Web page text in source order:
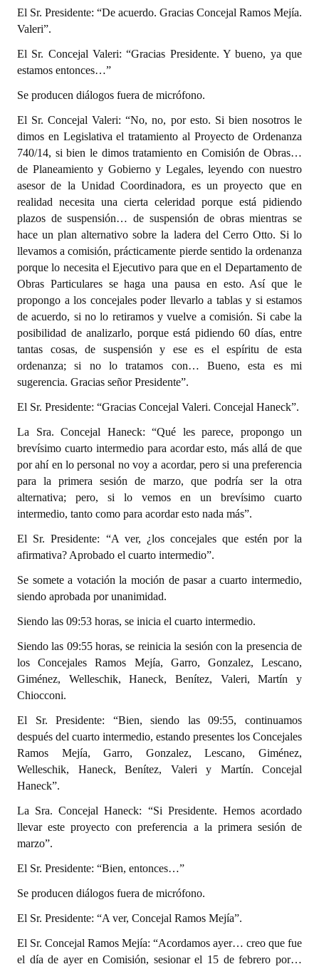
El Sr. Presidente: “De acuerdo. Gracias Concejal Ramos Mejía.
Valeri”.
El Sr. Concejal Valeri: “Gracias Presidente. Y bueno, ya que
estamos entonces…”
Se producen diálogos fuera de micrófono.
El Sr. Concejal Valeri: “No, no, por esto. Si bien nosotros le
dimos en Legislativa el tratamiento al Proyecto de Ordenanza
740/14, si bien le dimos tratamiento en Comisión de Obras…
de Planeamiento y Gobierno y Legales, leyendo con nuestro
asesor de la Unidad Coordinadora, es un proyecto que en
realidad necesita una cierta celeridad porque está pidiendo
plazos de suspensión… de suspensión de obras mientras se
hace un plan alternativo sobre la ladera del Cerro Otto. Si lo
llevamos a comisión, prácticamente pierde sentido la ordenanza
porque lo necesita el Ejecutivo para que en el Departamento de
Obras Particulares se haga una pausa en esto. Así que le
propongo a los concejales poder llevarlo a tablas y si estamos
de acuerdo, si no lo retiramos y vuelve a comisión. Si cabe la
posibilidad de analizarlo, porque está pidiendo 60 días, entre
tantas cosas, de suspensión y ese es el espíritu de esta
ordenanza; si no lo tratamos con… Bueno, esta es mi
sugerencia. Gracias señor Presidente”.
El Sr. Presidente: “Gracias Concejal Valeri. Concejal Haneck”.
La Sra. Concejal Haneck: “Qué les parece, propongo un
brevísimo cuarto intermedio para acordar esto, más allá de que
por ahí en lo personal no voy a acordar, pero si una preferencia
para la primera sesión de marzo, que podría ser la otra
alternativa; pero, si lo vemos en un brevísimo cuarto
intermedio, tanto como para acordar esto nada más”.
El Sr. Presidente: “A ver, ¿los concejales que estén por la
afirmativa? Aprobado el cuarto intermedio”.
Se somete a votación la moción de pasar a cuarto intermedio,
siendo aprobada por unanimidad.
Siendo las 09:53 horas, se inicia el cuarto intermedio.
Siendo las 09:55 horas, se reinicia la sesión con la presencia de
los Concejales Ramos Mejía, Garro, Gonzalez, Lescano,
Giménez, Welleschik, Haneck, Benítez, Valeri, Martín y
Chiocconi.
El Sr. Presidente: “Bien, siendo las 09:55, continuamos
después del cuarto intermedio, estando presentes los Concejales
Ramos Mejía, Garro, Gonzalez, Lescano, Giménez,
Welleschik, Haneck, Benítez, Valeri y Martín. Concejal
Haneck”.
La Sra. Concejal Haneck: “Si Presidente. Hemos acordado
llevar este proyecto con preferencia a la primera sesión de
marzo”.
El Sr. Presidente: “Bien, entonces…”
Se producen diálogos fuera de micrófono.
El Sr. Presidente: “A ver, Concejal Ramos Mejía”.
El Sr. Concejal Ramos Mejía: “Acordamos ayer… creo que fue
el día de ayer en Comisión, sesionar el 15 de febrero por…